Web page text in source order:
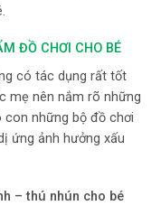
ĐỒ CHƠI CHO BÉ
có tác dụng rất tốt
mẹ nên nắm rõ những
những bộ đồ chơi
ứng ảnh hưởng xấu
– thú nhún cho bé